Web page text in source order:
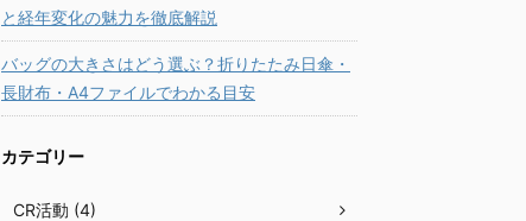
と経年変化の魅力を徹底解説
バッグの大きさはどう選ぶ？折りたたみ日傘・
長財布・A4ファイルでわかる目安
カテゴリー
CR活動 (4)